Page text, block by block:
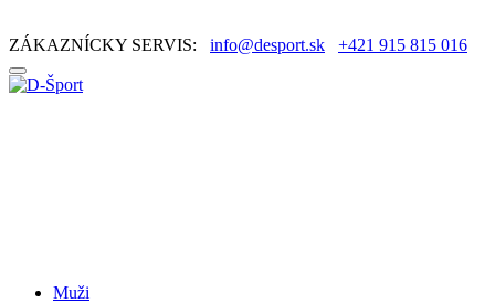
ZÁKAZNÍCKY SERVIS: info@desport.sk +421 915 815 016
Muži